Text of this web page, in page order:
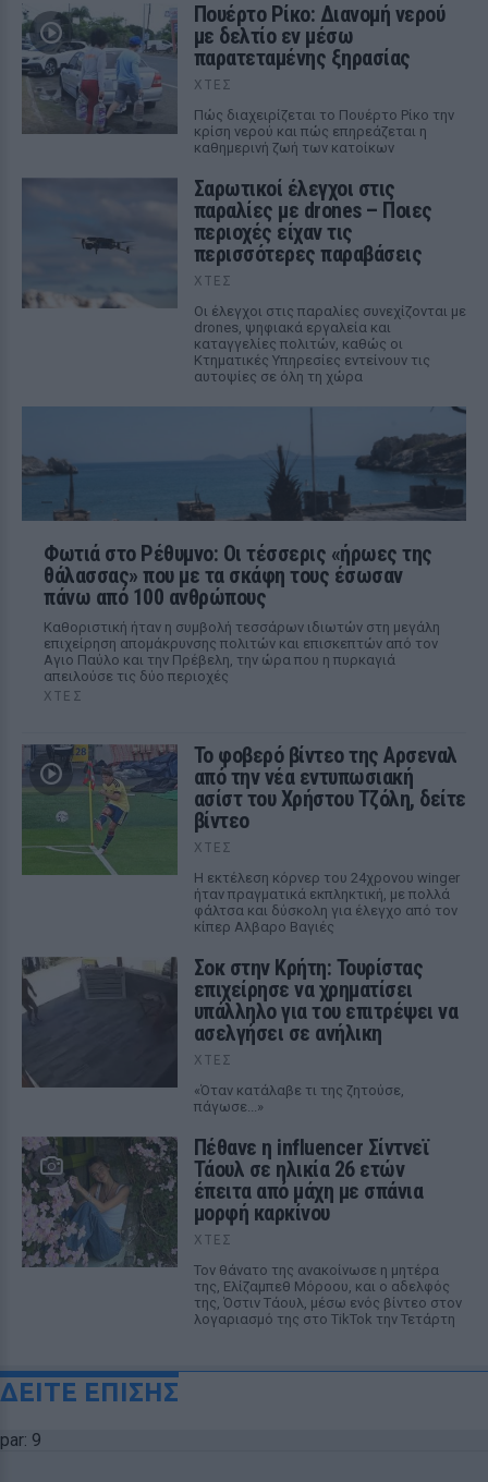
Πουέρτο Ρίκο: Διανομή νερού
με δελτίο εν μέσω
παρατεταμένης ξηρασίας
ΧΤΕΣ
Πώς διαχειρίζεται το Πουέρτο Ρίκο την
κρίση νερού και πώς επηρεάζεται η
καθημερινή ζωή των κατοίκων
Σαρωτικοί έλεγχοι στις
παραλίες με drones – Ποιες
περιοχές είχαν τις
περισσότερες παραβάσεις
ΧΤΕΣ
Οι έλεγχοι στις παραλίες συνεχίζονται με
drones, ψηφιακά εργαλεία και
καταγγελίες πολιτών, καθώς οι
Κτηματικές Υπηρεσίες εντείνουν τις
αυτοψίες σε όλη τη χώρα
Φωτιά στο Ρέθυμνο: Οι τέσσερις «ήρωες της
θάλασσας» που με τα σκάφη τους έσωσαν
πάνω από 100 ανθρώπους
Καθοριστική ήταν η συμβολή τεσσάρων ιδιωτών στη μεγάλη
επιχείρηση απομάκρυνσης πολιτών και επισκεπτών από τον
Αγιο Παύλο και την Πρέβελη, την ώρα που η πυρκαγιά
απειλούσε τις δύο περιοχές
ΧΤΕΣ
Το φοβερό βίντεο της Αρσεναλ
από την νέα εντυπωσιακή
ασίστ του Χρήστου Τζόλη, δείτε
βίντεο
ΧΤΕΣ
Η εκτέλεση κόρνερ του 24χρονου winger
ήταν πραγματικά εκπληκτική, με πολλά
φάλτσα και δύσκολη για έλεγχο από τον
κίπερ Αλβαρο Βαγιές
Σοκ στην Κρήτη: Τουρίστας
επιχείρησε να χρηματίσει
υπάλληλο για του επιτρέψει να
ασελγήσει σε ανήλικη
ΧΤΕΣ
«Όταν κατάλαβε τι της ζητούσε,
πάγωσε...»
Πέθανε η influencer Σίντνεϊ
Τάουλ σε ηλικία 26 ετών
έπειτα από μάχη με σπάνια
μορφή καρκίνου
ΧΤΕΣ
Τον θάνατο της ανακοίνωσε η μητέρα
της, Ελίζαμπεθ Μόροου, και ο αδελφός
της, Όστιν Τάουλ, μέσω ενός βίντεο στον
λογαριασμό της στο TikTok την Τετάρτη
ΔΕΙΤΕ ΕΠΙΣΗΣ
par: 9